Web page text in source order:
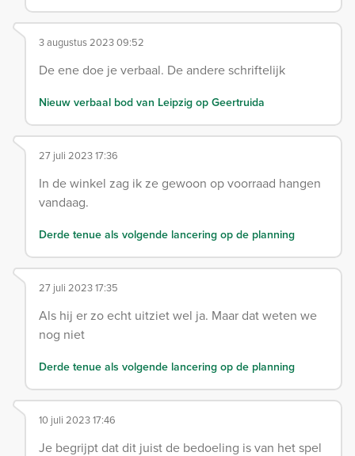
3 augustus 2023 09:52
De ene doe je verbaal. De andere schriftelijk
Nieuw verbaal bod van Leipzig op Geertruida
27 juli 2023 17:36
In de winkel zag ik ze gewoon op voorraad hangen
vandaag.
Derde tenue als volgende lancering op de planning
27 juli 2023 17:35
Als hij er zo echt uitziet wel ja. Maar dat weten we
nog niet
Derde tenue als volgende lancering op de planning
10 juli 2023 17:46
Je begrijpt dat dit juist de bedoeling is van het spel